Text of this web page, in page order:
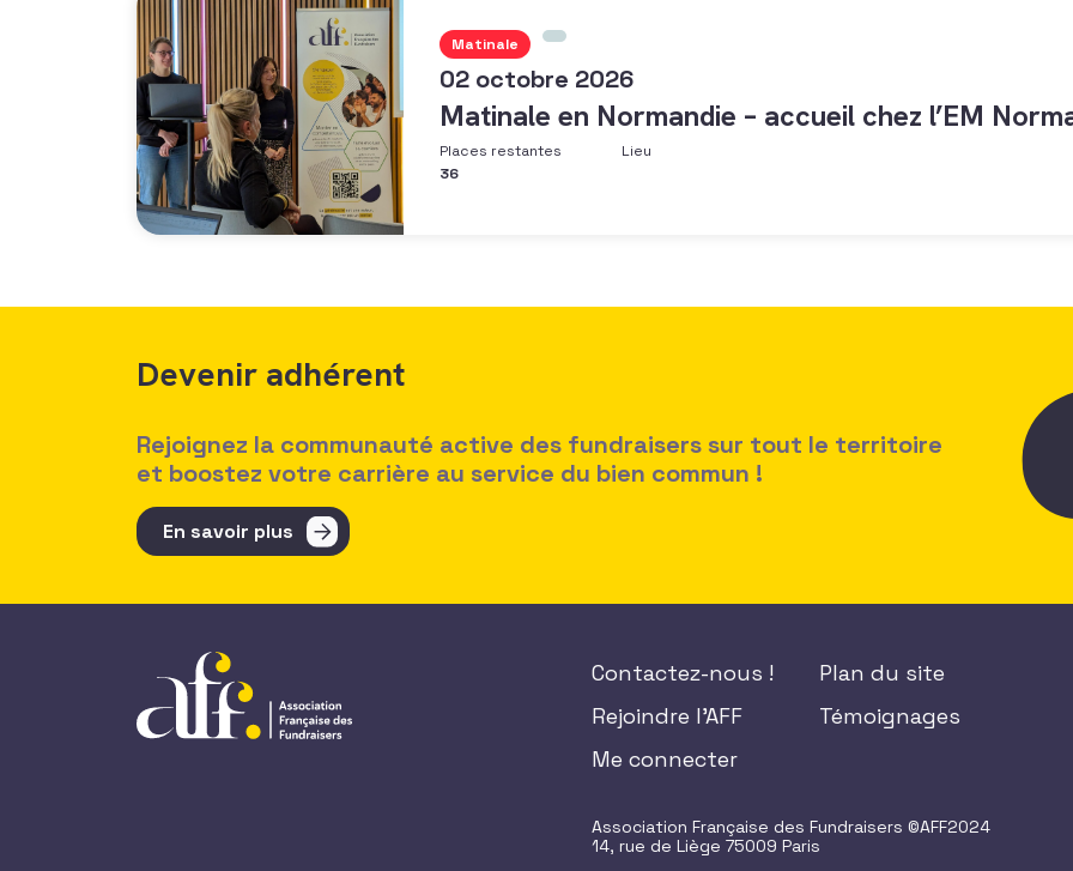
Matinale
02 octobre 2026
Matinale en Normandie – accueil chez l’EM
Places restantes
36
Lieu
Devenir adhérent
Rejoignez la communauté active des fundraisers sur tout le territoire
et boostez votre carrière au service du bien commun !
En savoir plus
Contactez-nous !
Rejoindre l'AFF
Me connecter
Plan du site
Témoignages
Association Française des Fundraisers ©AFF2024
14, rue de Liège 75009 Paris